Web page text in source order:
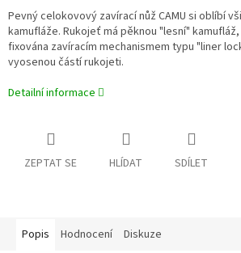
Pevný celokovový zavírací nůž CAMU si oblíbí
kamufláže. Rukojeť má pěknou "lesní"
fixována zavíracím mechanismem typu "liner
vyosenou částí rukojeti.
Detailní informace
ZEPTAT SE HLÍDAT SDÍLET
Popis Hodnocení Diskuze